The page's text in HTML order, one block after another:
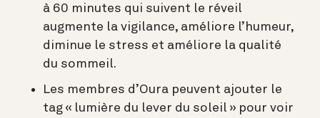
à 60 minutes qui suivent le réveil
augmente la vigilance, améliore l’humeur,
diminue le stress et améliore la qualité
du sommeil.
Les membres d’Oura peuvent ajouter le
tag « lumière du lever du soleil » pour voir